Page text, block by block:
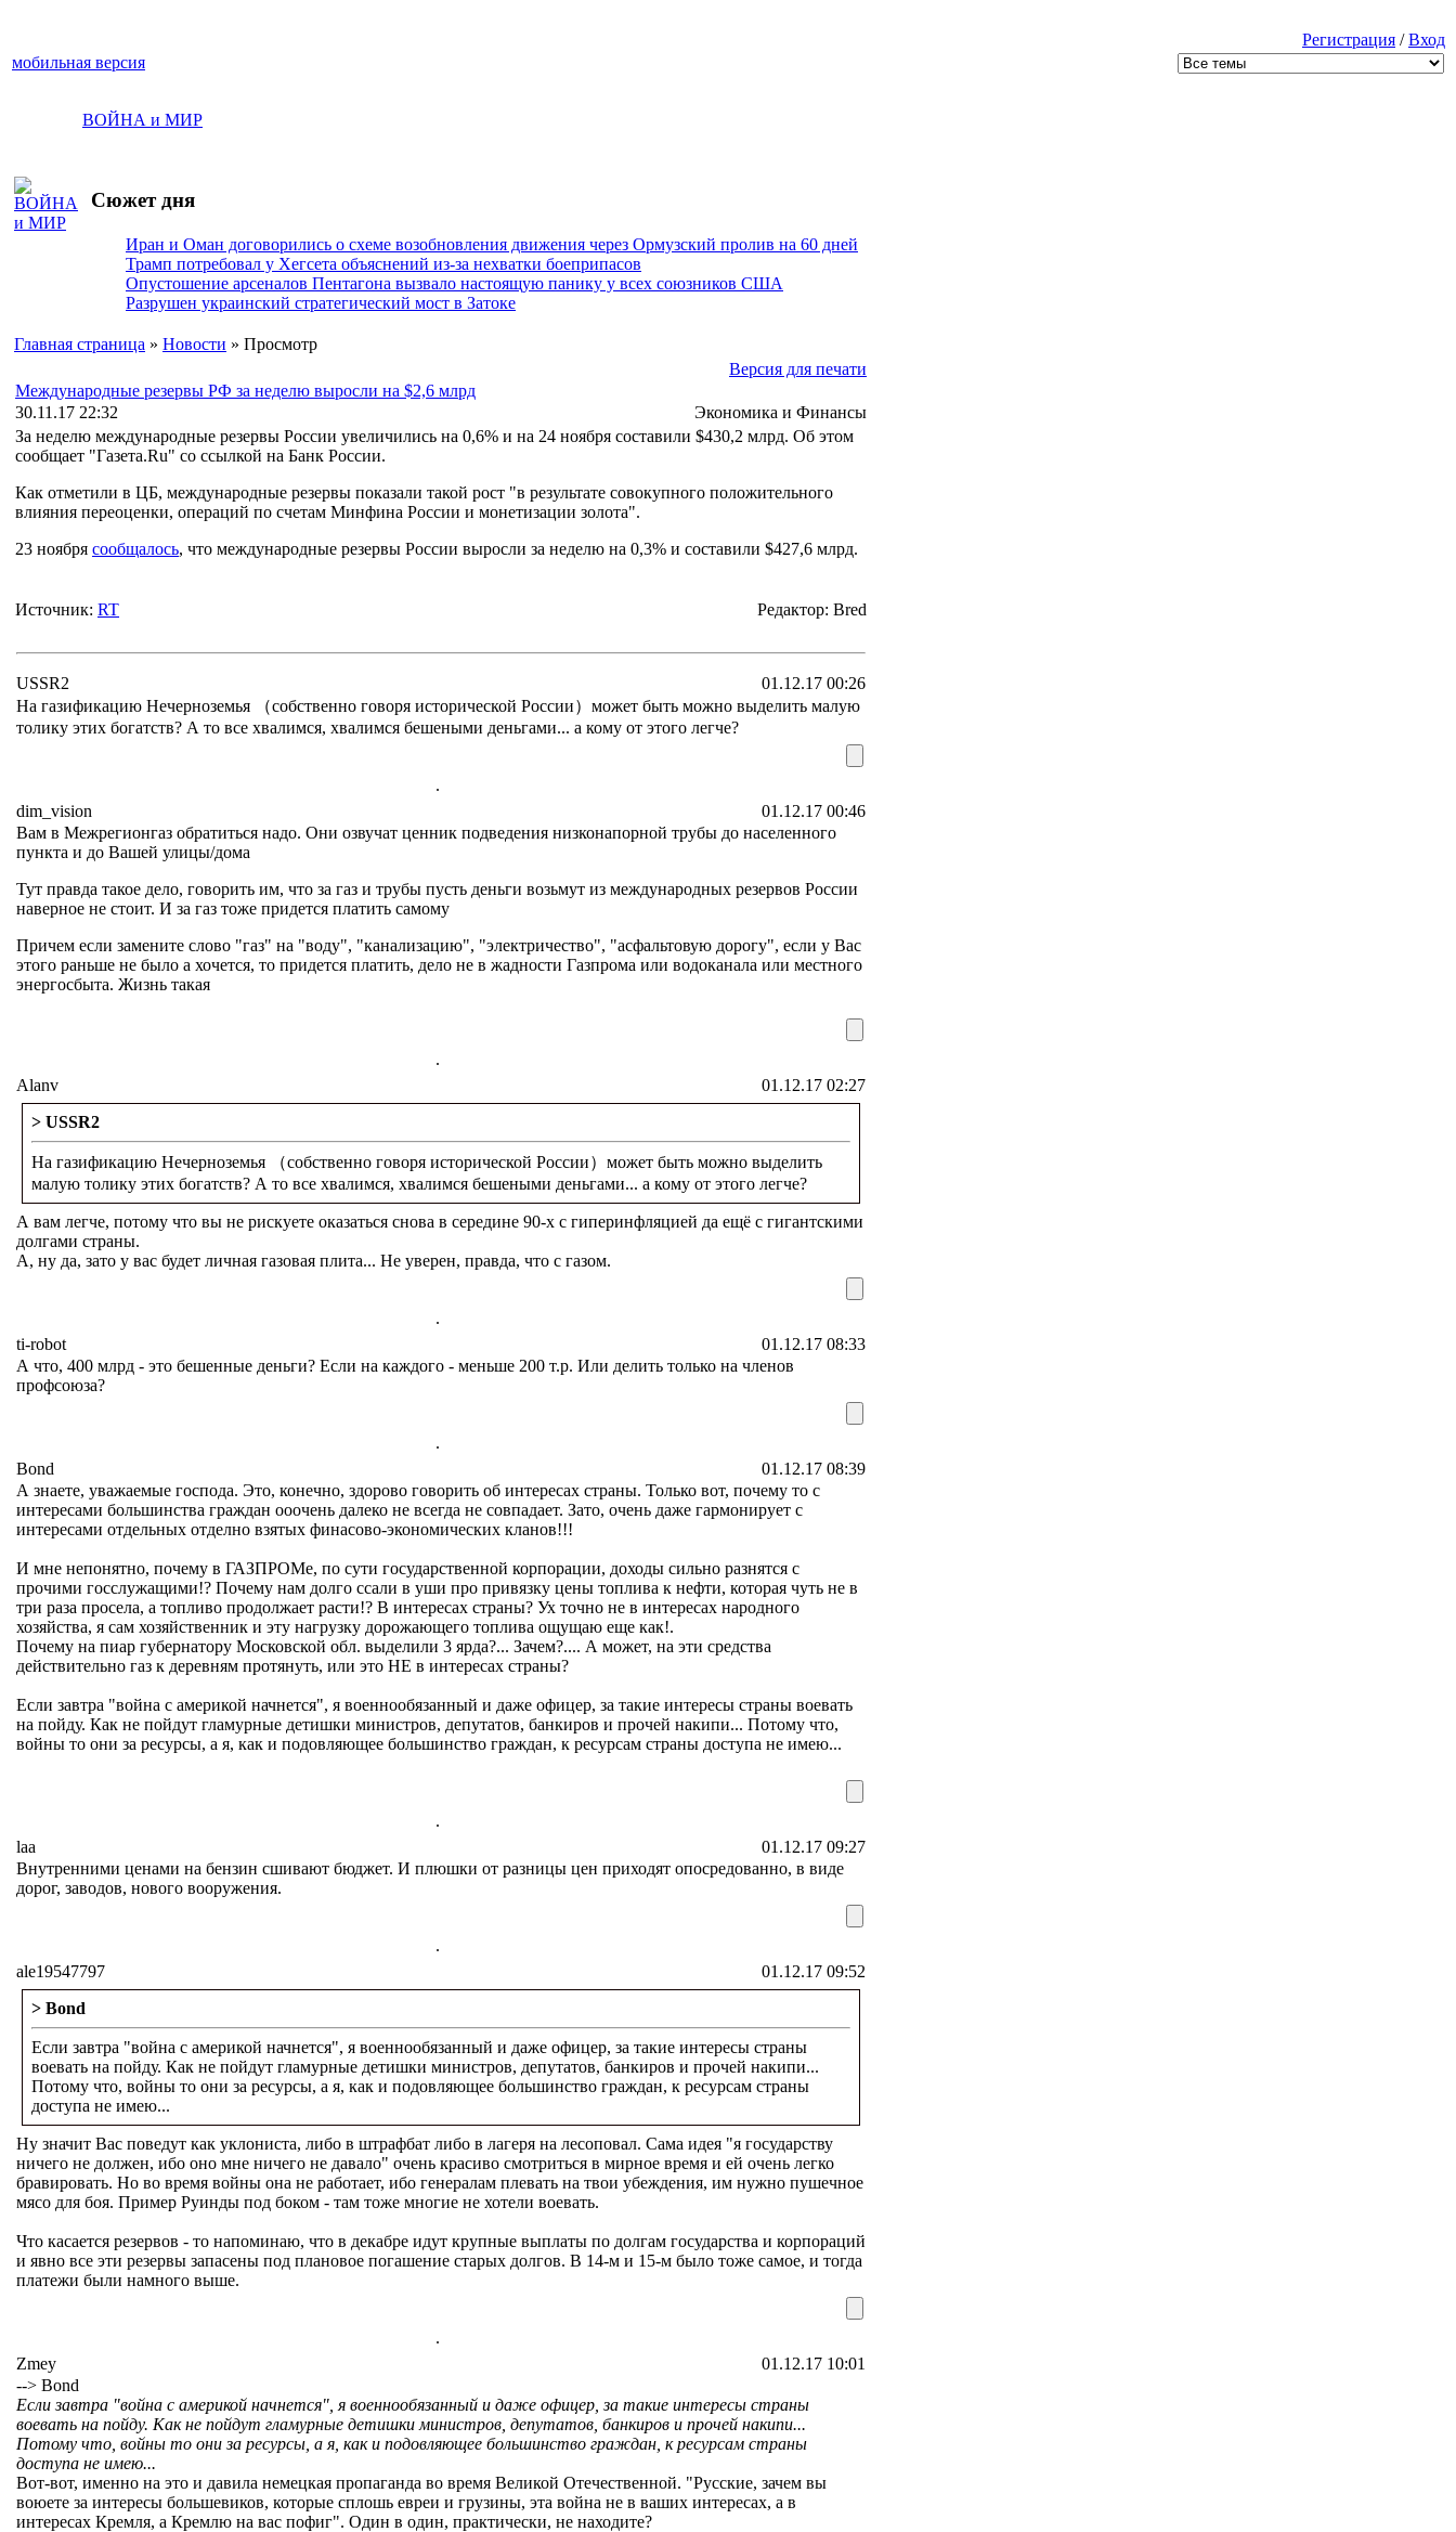
Регистрация /Вход
мобильная версия
ВОЙНА и МИР
Сюжет дня
Иран и Оман договорились о схеме возобновления движения через Ормузский пролив на 60 дней
Трамп потребовал у Хегсета объяснений из-за нехватки боеприпасов
Опустошение арсеналов Пентагона вызвало настоящую панику у всех союзников США
Разрушен украинский стратегический мост в Затоке
Главная страница » Новости » Просмотр
Версия для печати
Международные резервы РФ за неделю выросли на $2,6 млрд
30.11.17 22:32
Экономика и Финансы
За неделю международные резервы России увеличились на 0,6% и на 24 ноября составили $430,2 млрд. Об этом
сообщает "Газета.Ru" со ссылкой на Банк России.
Как отметили в ЦБ, международные резервы показали такой рост "в результате совокупного положительного
влияния переоценки, операций по счетам Минфина России и монетизации золота".
23 ноября сообщалось, что международные резервы России выросли за неделю на 0,3% и составили $427,6 млрд.
Источник: RT Редактор: Bred
USSR2
01.12.17 00:26
На газификацию Нечерноземья （собственно говоря исторической России）может быть можно выделить малую
толику этих богатств? А то все хвалимся, хвалимся бешеными деньгами... а кому от этого легче?
.
dim_vision
01.12.17 00:46
Вам в Межрегионгаз обратиться надо. Они озвучат ценник подведения низконапорной трубы до населенного
пункта и до Вашей улицы/дома
Тут правда такое дело, говорить им, что за газ и трубы пусть деньги возьмут из международных резервов России
наверное не стоит. И за газ тоже придется платить самому
Причем если замените слово "газ" на "воду", "канализацию", "электричество", "асфальтовую дорогу", если у Вас
этого раньше не было а хочется, то придется платить, дело не в жадности Газпрома или водоканала или местного
энергосбыта. Жизнь такая
.
Alanv
01.12.17 02:27
> USSR2
На газификацию Нечерноземья （собственно говоря исторической России）может быть можно выделить
малую толику этих богатств? А то все хвалимся, хвалимся бешеными деньгами... а кому от этого легче?
А вам легче, потому что вы не рискуете оказаться снова в середине 90-х с гиперинфляцией да ещё с гигантскими
долгами страны.
А, ну да, зато у вас будет личная газовая плита... Не уверен, правда, что с газом.
.
ti-robot
01.12.17 08:33
А что, 400 млрд - это бешенные деньги? Если на каждого - меньше 200 т.р. Или делить только на членов
профсоюза?
.
Bond
01.12.17 08:39
А знаете, уважаемые господа. Это, конечно, здорово говорить об интересах страны. Только вот, почему то с
интересами большинства граждан ооочень далеко не всегда не совпадает. Зато, очень даже гармонирует с
интересами отдельных отделно взятых финасово-экономических кланов!!!
И мне непонятно, почему в ГАЗПРОМе, по сути государственной корпорации, доходы сильно разнятся с
прочими госслужащими!? Почему нам долго ссали в уши про привязку цены топлива к нефти, которая чуть не в
три раза просела, а топливо продолжает расти!? В интересах страны? Ух точно не в интересах народного
хозяйства, я сам хозяйственник и эту нагрузку дорожающего топлива ощущаю еще как!.
Почему на пиар губернатору Московской обл. выделили 3 ярда?... Зачем?.... А может, на эти средства
действительно газ к деревням протянуть, или это НЕ в интересах страны?
Если завтра "война с америкой начнется", я военнообязанный и даже офицер, за такие интересы страны воевать
на пойду. Как не пойдут гламурные детишки министров, депутатов, банкиров и прочей накипи... Потому что,
войны то они за ресурсы, а я, как и подовляющее большинство граждан, к ресурсам страны доступа не имею...
.
laa
01.12.17 09:27
Внутренними ценами на бензин сшивают бюджет. И плюшки от разницы цен приходят опосредованно, в виде
дорог, заводов, нового вооружения.
.
ale19547797
01.12.17 09:52
> Bond
Если завтра "война с америкой начнется", я военнообязанный и даже офицер, за такие интересы страны
воевать на пойду. Как не пойдут гламурные детишки министров, депутатов, банкиров и прочей накипи...
Потому что, войны то они за ресурсы, а я, как и подовляющее большинство граждан, к ресурсам страны
доступа не имею...
Ну значит Вас поведут как уклониста, либо в штрафбат либо в лагеря на лесоповал. Сама идея "я государству
ничего не должен, ибо оно мне ничего не давало" очень красиво смотриться в мирное время и ей очень легко
бравировать. Но во время войны она не работает, ибо генералам плевать на твои убеждения, им нужно пушечное
мясо для боя. Пример Руинды под боком - там тоже многие не хотели воевать.
Что касается резервов - то напоминаю, что в декабре идут крупные выплаты по долгам государства и корпораций
и явно все эти резервы запасены под плановое погашение старых долгов. В 14-м и 15-м было тоже самое, и тогда
платежи были намного выше.
.
Zmey
01.12.17 10:01
--> Bond
Если завтра "война с америкой начнется", я военнообязанный и даже офицер, за такие интересы страны
воевать на пойду. Как не пойдут гламурные детишки министров, депутатов, банкиров и прочей накипи...
Потому что, войны то они за ресурсы, а я, как и подовляющее большинство граждан, к ресурсам страны
доступа не имею...
Вот-вот, именно на это и давила немецкая пропаганда во время Великой Отечественной. "Русские, зачем вы
воюете за интересы большевиков, которые сплошь евреи и грузины, эта война не в ваших интересах, а в
интересах Кремля, а Кремлю на вас пофиг". Один в один, практически, не находите?